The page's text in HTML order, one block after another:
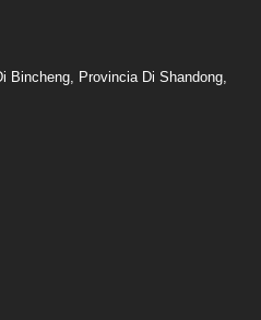
Bincheng, Provincia Di Shandong,